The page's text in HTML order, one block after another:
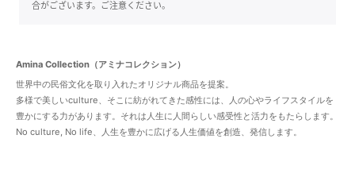
合がございます。ご注意ください。
Amina Collection（アミナコレクション）
世界中の民俗文化を取り入れたオリジナル商品を提案。
多様で美しいculture、そこに紡がれてきた感性には、人の心やライフスタイルを
豊かにする力があります。それは人生に人間らしい感受性と活力をもたらします。
No culture, No life、人生を豊かに広げる人生価値を創造、発信します。